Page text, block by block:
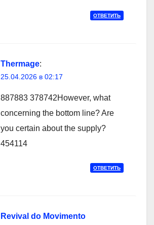
ОТВЕТИТЬ
Thermage:
25.04.2026 в 02:17
887883 378742However, what
concerning the bottom line? Are
you certain about the supply?
454114
ОТВЕТИТЬ
Revival do Movimento